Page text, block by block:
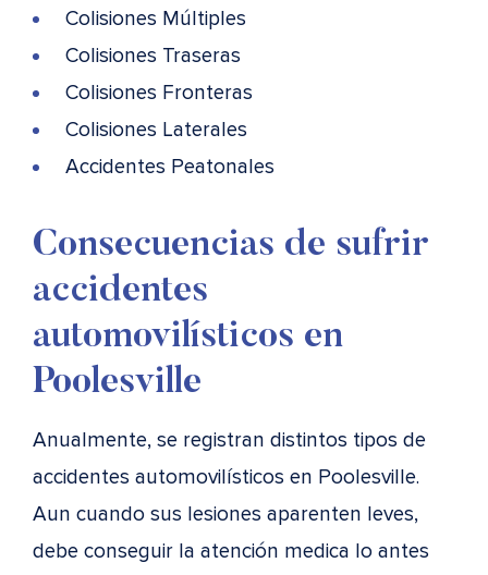
Colisiones Múltiples
Colisiones Traseras
Colisiones Fronteras
Colisiones Laterales
Accidentes Peatonales
Consecuencias de sufrir
accidentes
automovilísticos en
Poolesville
Anualmente, se registran distintos tipos de
accidentes automovilísticos en Poolesville.
Aun cuando sus lesiones aparenten leves,
debe conseguir la atención medica lo antes